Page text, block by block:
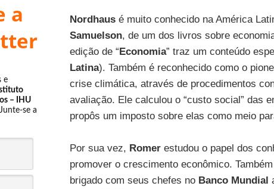
a
e
– IHU
se a
Nordhausé muito conhecido na América
Samuelson, de um dos livros sobre
edição de “Economia” traz um conteúdo
Latina). Também é reconhecido como o
crise climática, através de procedimentos
avaliação. Ele calculou o “custo social” das
propôs um imposto sobre elas como meio
Por sua vez, Romerestudou o papel dos
promover o crescimento econômico.
brigado com seus chefes no Banco Mundial